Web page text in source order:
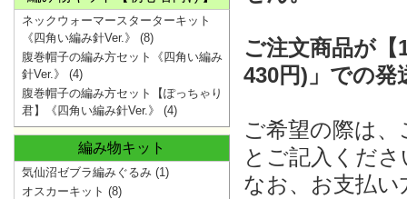
ご注文商品が
430円)」での発
ご希望の際は
とご記入くださ
なお、お支払
ネックウォーマースターターキット
《四角い編み針Ver.》
(8)
腹巻帽子の編み方セット《四角い編み
針Ver.》
(4)
腹巻帽子の編み方セット【ぽっちゃり
君】《四角い編み針Ver.》
(4)
編み物キット
気仙沼ゼブラ編みぐるみ (1)
オスカーキット (8)